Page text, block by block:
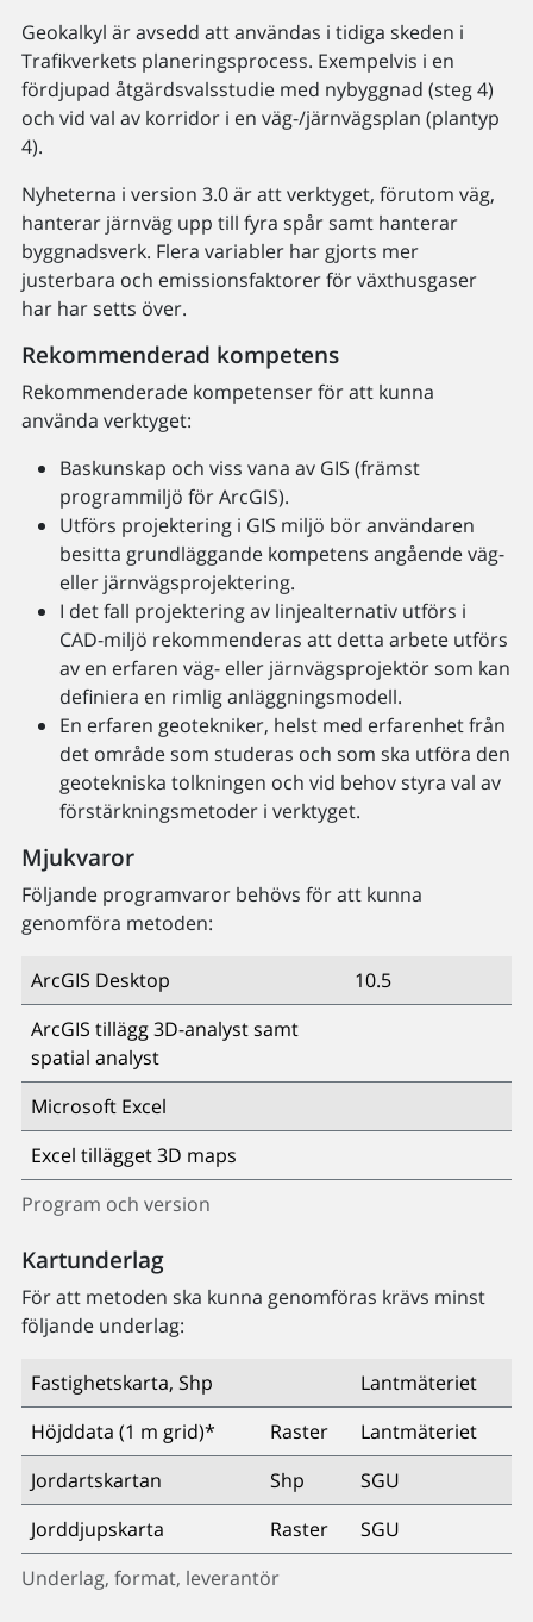
Geokalkyl är avsedd att användas i tidiga skeden i
Trafikverkets planeringsprocess. Exempelvis i en
fördjupad åtgärdsvalsstudie med nybyggnad (steg 4)
och vid val av korridor i en väg-/järnvägsplan (plantyp
4).
Nyheterna i version 3.0 är att verktyget, förutom väg,
hanterar järnväg upp till fyra spår samt hanterar
byggnadsverk. Flera variabler har gjorts mer
justerbara och emissionsfaktorer för växthusgaser
har har setts över.
Rekommenderad kompetens
Rekommenderade kompetenser för att kunna
använda verktyget:
Baskunskap och viss vana av GIS (främst
programmiljö för ArcGIS).
Utförs projektering i GIS miljö bör användaren
besitta grundläggande kompetens angående väg-
eller järnvägsprojektering.
I det fall projektering av linjealternativ utförs i
CAD-miljö rekommenderas att detta arbete utförs
av en erfaren väg- eller järnvägsprojektör som kan
definiera en rimlig anläggningsmodell.
En erfaren geotekniker, helst med erfarenhet från
det område som studeras och som ska utföra den
geotekniska tolkningen och vid behov styra val av
förstärkningsmetoder i verktyget.
Mjukvaror
Följande programvaror behövs för att kunna
genomföra metoden:
Program och version
ArcGIS Desktop
10.5
ArcGIS tillägg 3D-analyst samt
spatial analyst
Microsoft Excel
Excel tillägget 3D maps
Kartunderlag
För att metoden ska kunna genomföras krävs minst
följande underlag:
Underlag, format, leverantör
Fastighetskarta, Shp
Lantmäteriet
Höjddata (1 m grid)*
Raster
Lantmäteriet
Jordartskartan
Shp
SGU
Jorddjupskarta
Raster SGU